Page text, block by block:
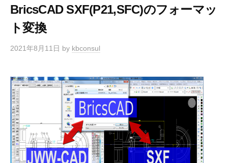
BricsCAD SXF(P21,SFC)のフォーマッ
ト変換
2021年8月11日 by kbconsul